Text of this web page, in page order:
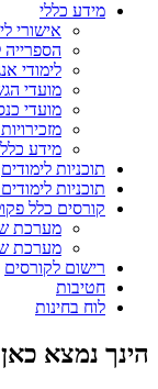
מידע כללי
אישורי
הספרייה
לימודי
מועדי
מועדי
מידע
תוכניות לימודים
תוכניות
קורסים כלל
מערכת
מערכת
רישום לקורסים
חטיבות
לוח בחינות
הינך נמצא כאן